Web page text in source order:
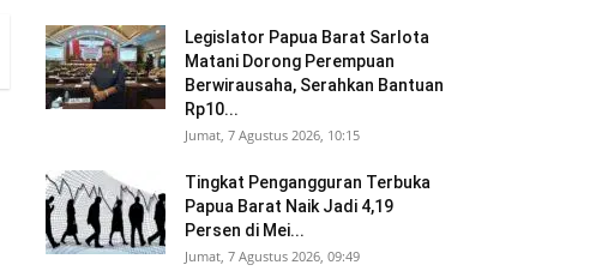
Legislator Papua Barat Sarlota
Matani Dorong Perempuan
Berwirausaha, Serahkan Bantuan
Rp10...
Jumat, 7 Agustus 2026, 10:15
Tingkat Pengangguran Terbuka
Papua Barat Naik Jadi 4,19
Persen di Mei...
Jumat, 7 Agustus 2026, 09:49